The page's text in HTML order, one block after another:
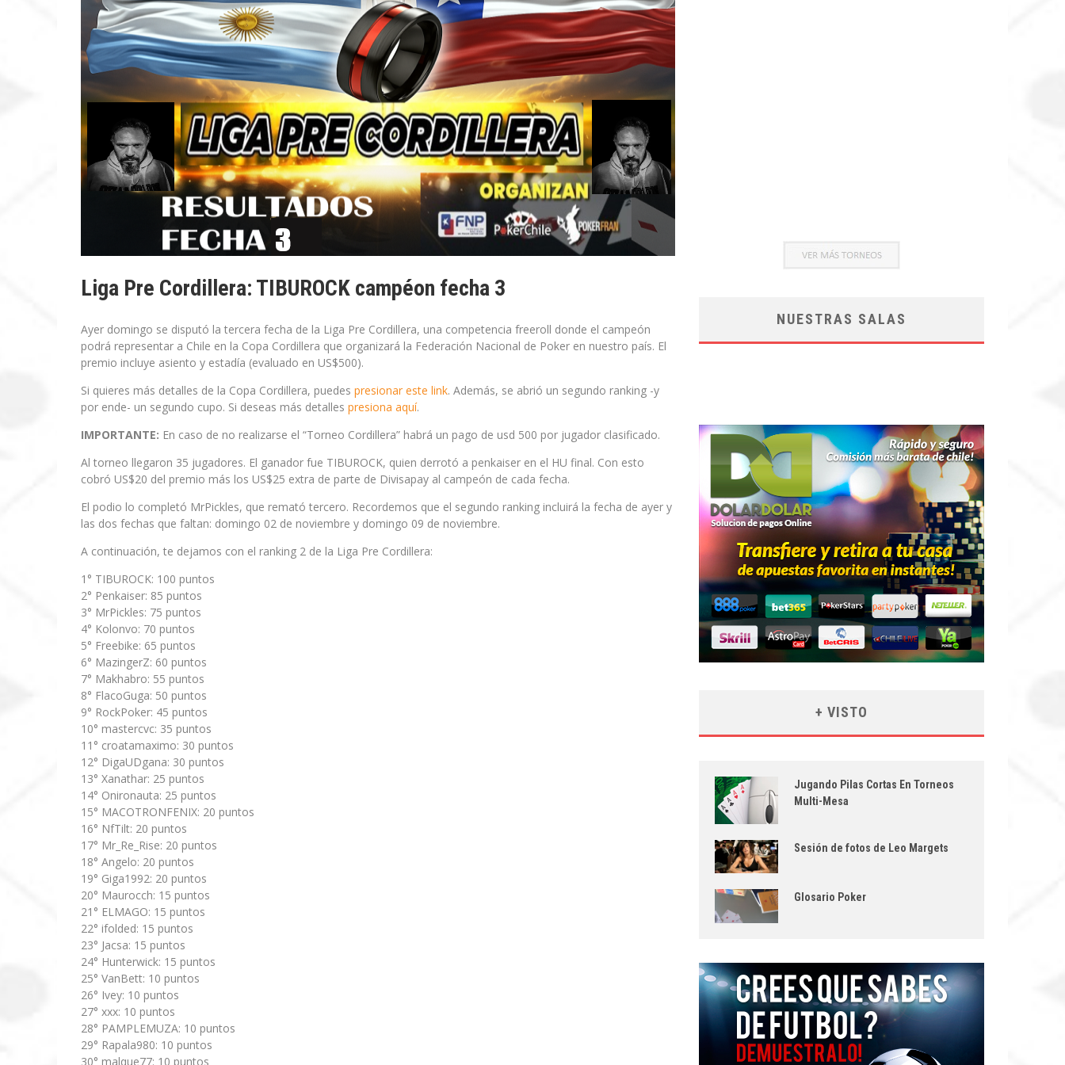
Liga Pre Cordillera: TIBUROCK campéon fecha 3
Ayer domingo se disputó la tercera fecha de la Liga Pre Cordillera, una competencia freeroll donde el campeón
podrá representar a Chile en la Copa Cordillera que organizará la Federación Nacional de Poker en nuestro país. El
premio incluye asiento y estadía (evaluado en US$500).
Si quieres más detalles de la Copa Cordillera, puedes presionar este link. Además, se abrió un segundo ranking -y
por ende- un segundo cupo. Si deseas más detalles presiona aquí.
IMPORTANTE: En caso de no realizarse el “Torneo Cordillera” habrá un pago de usd 500 por jugador clasificado.
Al torneo llegaron 35 jugadores. El ganador fue TIBUROCK, quien derrotó a penkaiser en el HU final. Con esto
cobró US$20 del premio más los US$25 extra de parte de Divisapay al campeón de cada fecha.
El podio lo completó MrPickles, que remató tercero. Recordemos que el segundo ranking incluirá la fecha de ayer y
las dos fechas que faltan: domingo 02 de noviembre y domingo 09 de noviembre.
A continuación, te dejamos con el ranking 2 de la Liga Pre Cordillera:
1° TIBUROCK: 100 puntos
2° Penkaiser: 85 puntos
3° MrPickles: 75 puntos
4° Kolonvo: 70 puntos
5° Freebike: 65 puntos
6° MazingerZ: 60 puntos
7° Makhabro: 55 puntos
8° FlacoGuga: 50 puntos
9° RockPoker: 45 puntos
10° mastercvc: 35 puntos
11° croatamaximo: 30 puntos
12° DigaUDgana: 30 puntos
13° Xanathar: 25 puntos
14° Onironauta: 25 puntos
15° MACOTRONFENIX: 20 puntos
16° NfTilt: 20 puntos
17° Mr_Re_Rise: 20 puntos
18° Angelo: 20 puntos
19° Giga1992: 20 puntos
20° Maurocch: 15 puntos
21° ELMAGO: 15 puntos
22° ifolded: 15 puntos
23° Jacsa: 15 puntos
24° Hunterwick: 15 puntos
25° VanBett: 10 puntos
26° Ivey: 10 puntos
27° xxx: 10 puntos
28° PAMPLEMUZA: 10 puntos
29° Rapala980: 10 puntos
30° malque77: 10 puntos
NUESTRAS SALAS
+ VISTO
Jugando Pilas Cortas En Torneos
Multi-Mesa
Sesión de fotos de Leo Margets
Glosario Poker